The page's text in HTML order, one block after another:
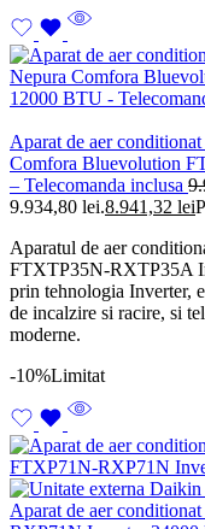
Aparat de aer
Comfora Bluevolution
– Telecomanda inclusa
9.934,80 lei.8.941,32 lei
Aparatul de aer
FTXTP35N-RXTP35A
prin tehnologia Inverter,
de incalzire si racire, si
moderne.
-10%Limitat
Aparat de aer